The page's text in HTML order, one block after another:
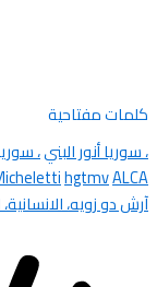
كلمات مفتاحية
، سوريا أنور البني،
ALCA
hgtmv
آرش دو زويه،